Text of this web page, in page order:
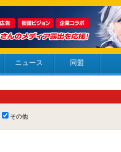
ニュース 同盟
その他